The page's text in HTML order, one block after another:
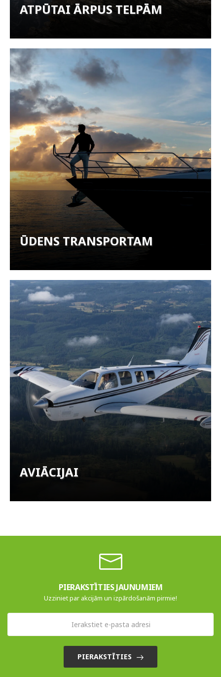
ATPŪTAI ĀRPUS TELPĀM
ŪDENS TRANSPORTAM
AVIĀCIJAI
PIERAKSTĪTIES JAUNUMIEM
Uzziniet par akcijām un izpārdošanām pirmie!
PIERAKSTĪTIES